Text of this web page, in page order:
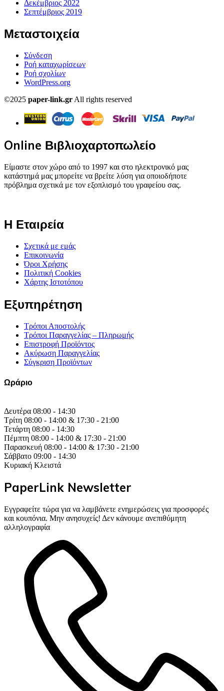
Δεκέμβριος 2022
Σεπτέμβριος 2019
Μεταστοιχεία
Σύνδεση
Ροή καταχωρίσεων
Ροή σχολίων
WordPress.org
©2025 paper-link.gr All rights reserved
Online Βιβλιοχαρτοπωλείο
Είμαστε στον χώρο από το 1997 και στο ηλεκτρονικό μας
κατάστημά μας μπορείτε να βρείτε λύση για οποιοδήποτε
πρόβλημα σχετικά με τον εξοπλισμό του γραφείου σας.
Η Εταιρεία
Σχετικά με εμάς
Επικοινωνία
Όροι Χρήσης
Πολιτική Cookies
Χάρτης Ιστοτόπου
Εξυπηρέτηση
Τρόποι Αποστολής
Τρόποι Παραγγελίας – Πληρωμής
Επιστροφή Προϊόντος
Ακύρωση Παραγγελίας
Σύγκριση Προϊόντων
Ωράριο
Δευτέρα 08:00 - 14:30
Τρίτη 08:00 - 14:00 & 17:30 - 21:00
Τετάρτη 08:00 - 14:30
Πέμπτη 08:00 - 14:00 & 17:30 - 21:00
Παρασκευή 08:00 - 14:00 & 17:30 - 21:00
Σάββατο 09:00 - 14:30
Κυριακή Κλειστά
PaperLink Newsletter
Εγγραφείτε τώρα για να λαμβάνετε ενημερώσεις για προσφορές
και κουπόνια. Μην ανησυχείς! Δεν κάνουμε ανεπιθύμητη
αλληλογραφία